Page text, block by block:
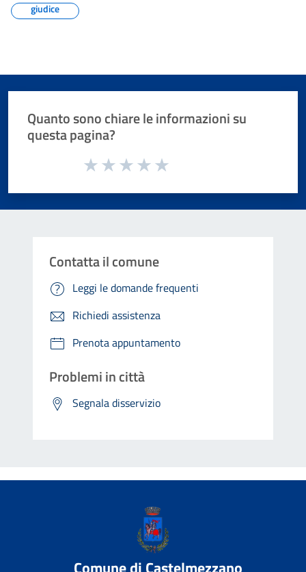
giudice
Quanto sono chiare le informazioni su
questa pagina?
Valuta da 1 a 5 stelle la pagina
Contatta il comune
Leggi le domande frequenti
Richiedi assistenza
Prenota appuntamento
Problemi in città
Segnala disservizio